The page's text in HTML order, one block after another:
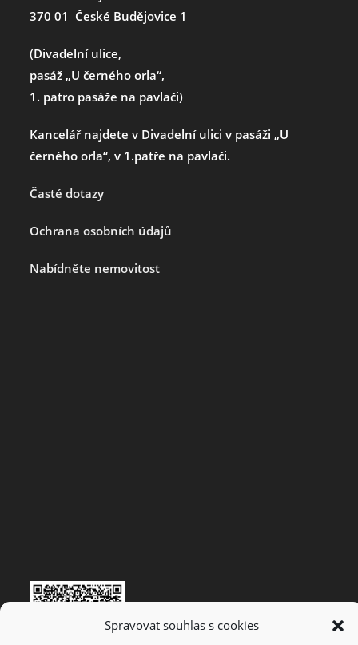
Spravovat souhlas s cookies
370 01 České Budějovice 1
(Divadelní ulice,
pasáž „U černého orla“,
1. patro pasáže na pavlači)
Kancelář najdete v Divadelní ulici v pasáži „U
černého orla“, v 1.patře na pavlači.
Časté dotazy
Ochrana osobních údajů
Nabídněte nemovitost